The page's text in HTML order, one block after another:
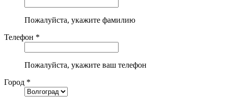
Пожалуйста, укажите фамилию
Телефон *
Пожалуйста, укажите ваш телефон
Город *